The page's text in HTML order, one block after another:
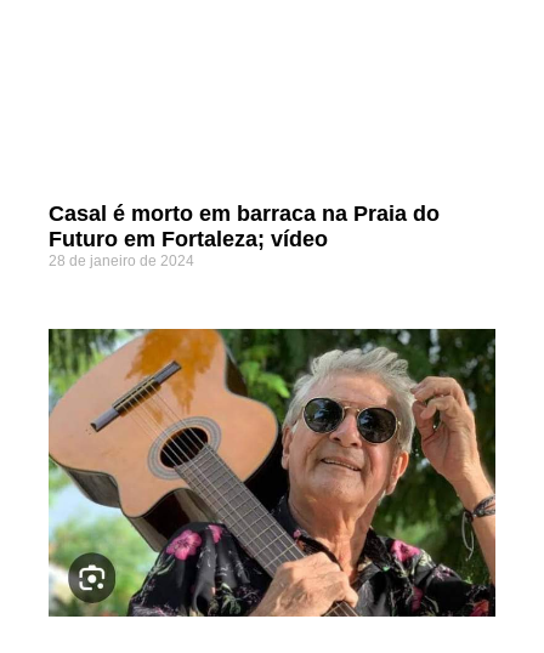
Casal é morto em barraca na Praia do
Futuro em Fortaleza; vídeo
28 de janeiro de 2024